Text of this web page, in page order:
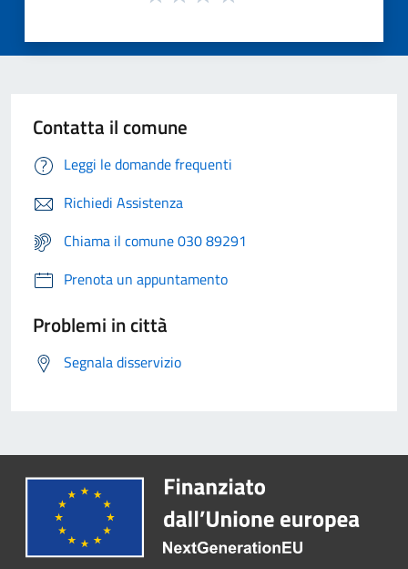
Contatta il comune
Leggi le domande frequenti
Richiedi Assistenza
Chiama il comune 030 89291
Prenota un appuntamento
Problemi in città
Segnala disservizio